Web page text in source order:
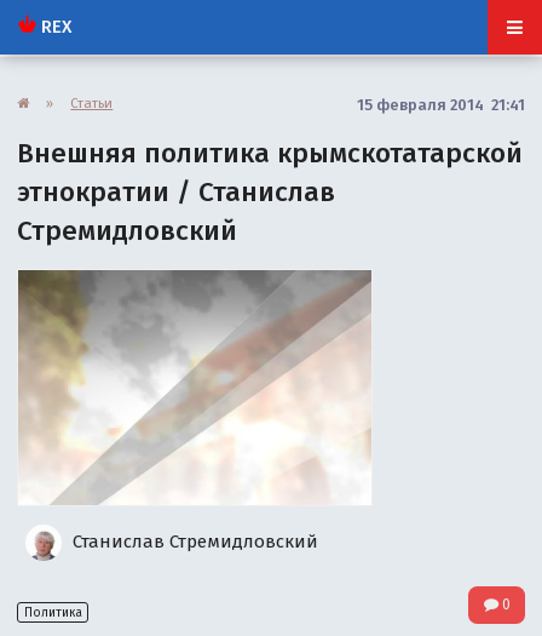
REX
» Статьи 15 февраля 2014 21:41
Внешняя политика крымскотатарской
этнократии / Станислав
Стремидловский
Станислав Стремидловский
Политика 0